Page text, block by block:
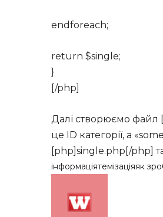
endforeach;
return $single;
}
[/php]
Далі створюємо
це ID категорії, а
[php]single.php[/php]
інформаціятемізаціяяк